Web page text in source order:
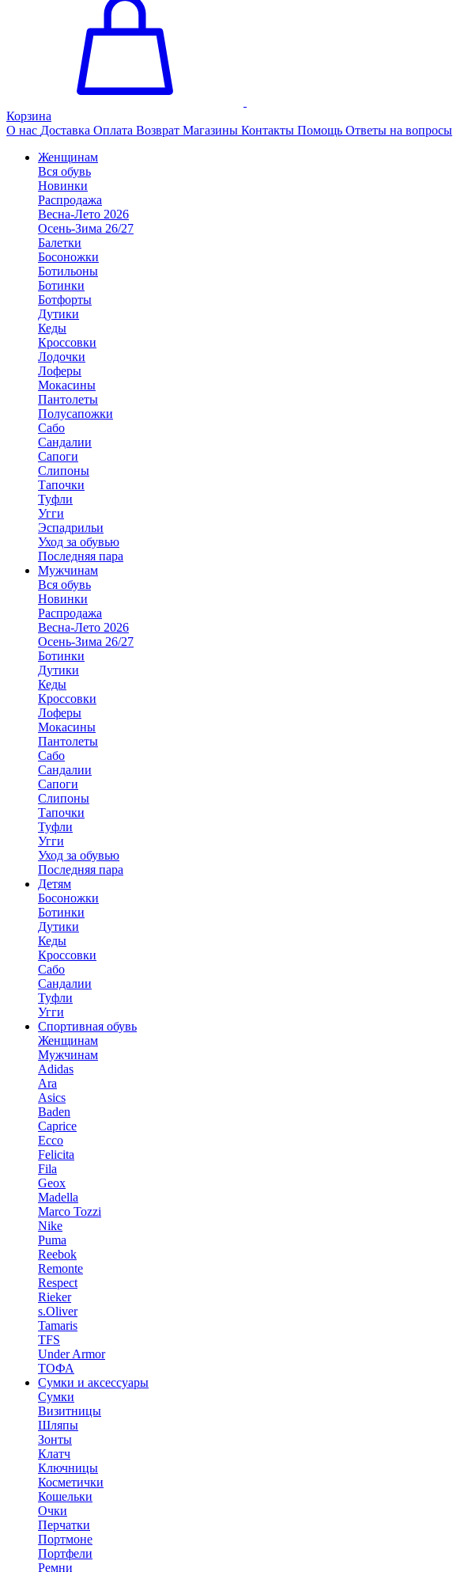
Корзина
О нас Доставка Оплата Возврат Магазины Контакты Помощь Ответы на вопросы
Женщинам
Вся обувь
Новинки
Распродажа
Весна-Лето 2026
Осень-Зима 26/27
Балетки
Босоножки
Ботильоны
Ботинки
Ботфорты
Дутики
Кеды
Кроссовки
Лодочки
Лоферы
Мокасины
Пантолеты
Полусапожки
Сабо
Сандалии
Сапоги
Слипоны
Тапочки
Туфли
Угги
Эспадрильи
Уход за обувью
Последняя пара
Мужчинам
Вся обувь
Новинки
Распродажа
Весна-Лето 2026
Осень-Зима 26/27
Ботинки
Дутики
Кеды
Кроссовки
Лоферы
Мокасины
Пантолеты
Сабо
Сандалии
Сапоги
Слипоны
Тапочки
Туфли
Угги
Уход за обувью
Последняя пара
Детям
Босоножки
Ботинки
Дутики
Кеды
Кроссовки
Сабо
Сандалии
Туфли
Угги
Спортивная обувь
Женщинам
Мужчинам
Adidas
Ara
Asics
Baden
Caprice
Ecco
Felicita
Fila
Geox
Madella
Marco Tozzi
Nike
Puma
Reebok
Remonte
Respect
Rieker
s.Oliver
Tamaris
TFS
Under Armor
ТОФА
Сумки и аксессуары
Сумки
Визитницы
Шляпы
Зонты
Клатч
Ключницы
Косметички
Кошельки
Очки
Перчатки
Портмоне
Портфели
Ремни